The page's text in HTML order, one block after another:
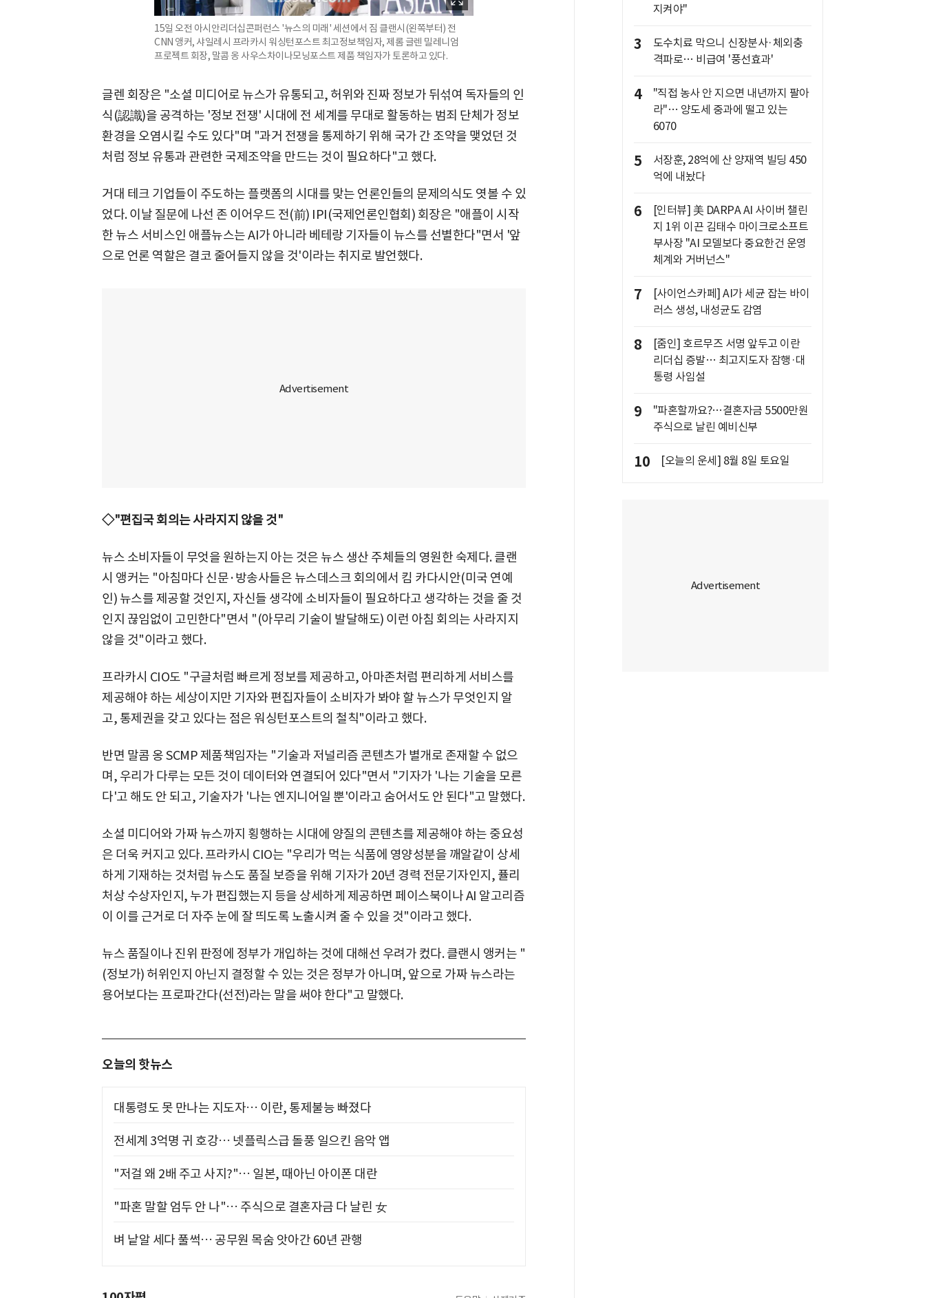
15일 오전 아시안리더십콘퍼런스 '뉴스의 미래' 세션에서 짐 클랜시(왼쪽부터) 전
CNN 앵커, 샤일레시 프라카시 워싱턴포스트 최고정보책임자, 제롬 글렌 밀레니엄
프로젝트 회장, 말콤 옹 사우스차이나모닝포스트 제품 책임자가 토론하고 있다.
글렌 회장은 "소셜 미디어로 뉴스가 유통되고, 허위와 진짜 정보가 뒤섞여 독자들의 인
식(認識)을 공격하는 '정보 전쟁' 시대에 전 세계를 무대로 활동하는 범죄 단체가 정보
환경을 오염시킬 수도 있다"며 "과거 전쟁을 통제하기 위해 국가 간 조약을 맺었던 것
처럼 정보 유통과 관련한 국제조약을 만드는 것이 필요하다"고 했다.
거대 테크 기업들이 주도하는 플랫폼의 시대를 맞는 언론인들의 문제의식도 엿볼 수 있
었다. 이날 질문에 나선 존 이어우드 전(前) IPI(국제언론인협회) 회장은 "애플이 시작
한 뉴스 서비스인 애플뉴스는 AI가 아니라 베테랑 기자들이 뉴스를 선별한다"면서 '앞
으로 언론 역할은 결코 줄어들지 않을 것'이라는 취지로 발언했다.
◇"편집국 회의는 사라지지 않을 것"
뉴스 소비자들이 무엇을 원하는지 아는 것은 뉴스 생산 주체들의 영원한 숙제다. 클랜
시 앵커는 "아침마다 신문·방송사들은 뉴스데스크 회의에서 킴 카다시안(미국 연예
인) 뉴스를 제공할 것인지, 자신들 생각에 소비자들이 필요하다고 생각하는 것을 줄 것
인지 끊임없이 고민한다"면서 "(아무리 기술이 발달해도) 이런 아침 회의는 사라지지
않을 것"이라고 했다.
프라카시 CIO도 "구글처럼 빠르게 정보를 제공하고, 아마존처럼 편리하게 서비스를
제공해야 하는 세상이지만 기자와 편집자들이 소비자가 봐야 할 뉴스가 무엇인지 알
고, 통제권을 갖고 있다는 점은 워싱턴포스트의 철칙"이라고 했다.
반면 말콤 옹 SCMP 제품책임자는 "기술과 저널리즘 콘텐츠가 별개로 존재할 수 없으
며, 우리가 다루는 모든 것이 데이터와 연결되어 있다"면서 "기자가 '나는 기술을 모른
다'고 해도 안 되고, 기술자가 '나는 엔지니어일 뿐'이라고 숨어서도 안 된다"고 말했다.
소셜 미디어와 가짜 뉴스까지 횡행하는 시대에 양질의 콘텐츠를 제공해야 하는 중요성
은 더욱 커지고 있다. 프라카시 CIO는 "우리가 먹는 식품에 영양성분을 깨알같이 상세
하게 기재하는 것처럼 뉴스도 품질 보증을 위해 기자가 20년 경력 전문기자인지, 퓰리
처상 수상자인지, 누가 편집했는지 등을 상세하게 제공하면 페이스북이나 AI 알고리즘
이 이를 근거로 더 자주 눈에 잘 띄도록 노출시켜 줄 수 있을 것"이라고 했다.
뉴스 품질이나 진위 판정에 정부가 개입하는 것에 대해선 우려가 컸다. 클랜시 앵커는 "
(정보가) 허위인지 아닌지 결정할 수 있는 것은 정부가 아니며, 앞으로 가짜 뉴스라는
용어보다는 프로파간다(선전)라는 말을 써야 한다"고 말했다.
오늘의 핫뉴스
대통령도 못 만나는 지도자… 이란, 통제불능 빠졌다
전세계 3억명 귀 호강… 넷플릭스급 돌풍 일으킨 음악 앱
"저걸 왜 2배 주고 사지?"… 일본, 때아닌 아이폰 대란
"파혼 말할 엄두 안 나"… 주식으로 결혼자금 다 날린 女
벼 낱알 세다 풀썩… 공무원 목숨 앗아간 60년 관행
지켜야"
3
도수치료 막으니 신장분사·체외충
격파로… 비급여 '풍선효과'
4
"직접 농사 안 지으면 내년까지 팔아
라"… 양도세 중과에 떨고 있는
6070
5
서장훈, 28억에 산 양재역 빌딩 450
억에 내놨다
6
[인터뷰] 美 DARPA AI 사이버 챌린
지 1위 이끈 김태수 마이크로소프트
부사장 "AI 모델보다 중요한건 운영
체계와 거버넌스"
7
[사이언스카페] AI가 세균 잡는 바이
러스 생성, 내성균도 감염
8
[줌인] 호르무즈 서명 앞두고 이란
리더십 증발… 최고지도자 잠행·대
통령 사임설
9
"파혼할까요?…결혼자금 5500만원
주식으로 날린 예비신부
10 [오늘의 운세] 8월 8일 토요일